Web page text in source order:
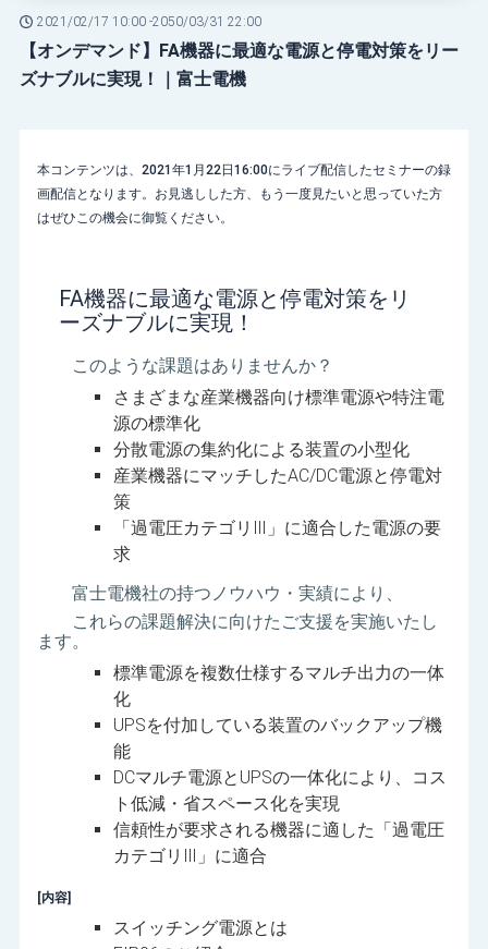
2021/02/17 10:00 -2050/03/31 22:00
【オンデマンド】FA機器に最適な電源と停電対策をリー
ズナブルに実現！｜富士電機
本コンテンツは、2021年1月22日16:00にライブ配信したセミナーの録
画配信となります。お見逃しした方、もう一度見たいと思っていた方
はぜひこの機会に御覧ください。
FA機器に最適な電源と停電対策をリ
ーズナブルに実現！
このような課題はありませんか？
さまざまな産業機器向け標準電源や特注電
源の標準化
分散電源の集約化による装置の小型化
産業機器にマッチしたAC/DC電源と停電対
策
「過電圧カテゴリⅢ」に適合した電源の要
求
富士電機社の持つノウハウ・実績により、
これらの課題解決に向けたご支援を実施いたし
ます。
標準電源を複数仕様するマルチ出力の一体
化
UPSを付加している装置のバックアップ機
能
DCマルチ電源とUPSの一体化により、コス
ト低減・省スペース化を実現
信頼性が要求される機器に適した「過電圧
カテゴリⅢ」に適合
[内容]
スイッチング電源とは